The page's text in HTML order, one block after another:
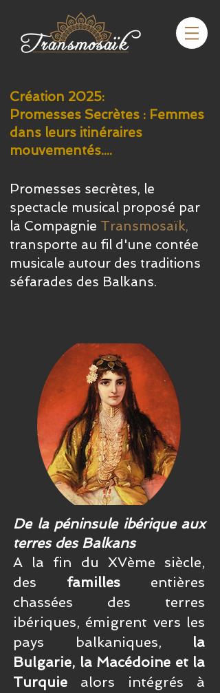
Création 2025:
Promesses Secrètes : Femmes
dans leurs itinéraires
mouvementés....
Promesses secrètes, le
spectacle musical proposé par
la Compagnie Transmosaïk,
transporte au fil d'une contée
musicale autour des traditions
séfarades des Balkans.
De la péninsule ibérique aux
terres des Balkans
A la fin du XVème siècle,
des familles entières
chassées des terres
ibériques, émigrent vers les
pays balkaniques, la
Bulgarie, la Macédoine et la
Turquie alors intégrés à